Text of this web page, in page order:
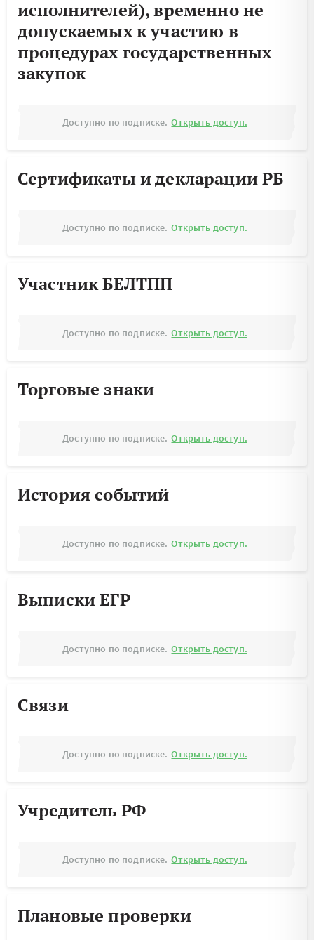
исполнителей), временно не
допускаемых к участию в
процедурах государственных
закупок
Доступно по подписке. Открыть доступ.
Сертификаты и декларации РБ
Доступно по подписке. Открыть доступ.
Участник БЕЛТПП
Доступно по подписке. Открыть доступ.
Торговые знаки
Доступно по подписке. Открыть доступ.
История событий
Доступно по подписке. Открыть доступ.
Выписки ЕГР
Доступно по подписке. Открыть доступ.
Связи
Доступно по подписке. Открыть доступ.
Учредитель РФ
Доступно по подписке. Открыть доступ.
Плановые проверки